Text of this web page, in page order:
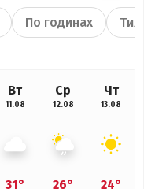
По годинах
Вт
11.08
31°
Ср
12.08
26°
Чт
13.08
24°